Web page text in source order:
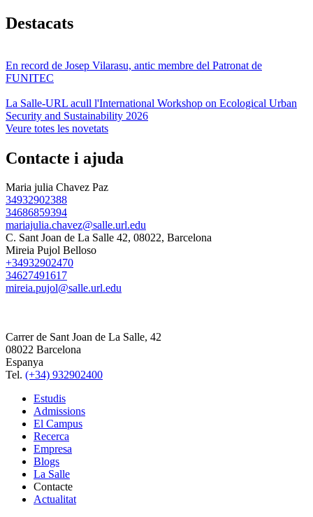
Destacats
En record de Josep Vilarasu, antic membre del Patronat de
FUNITEC
La Salle-URL acull l'International Workshop on Ecological Urban
Security and Sustainability 2026
Veure totes les novetats
Contacte i ajuda
Maria julia Chavez Paz
34932902388
34686859394
mariajulia.chavez@salle.url.edu
C. Sant Joan de La Salle 42, 08022, Barcelona
Mireia Pujol Belloso
+34932902470
34627491617
mireia.pujol@salle.url.edu
Carrer de Sant Joan de La Salle, 42
08022 Barcelona
Espanya
Tel. (+34) 932902400
Estudis
Admissions
El Campus
Recerca
Empresa
Blogs
La Salle
Contacte
Actualitat